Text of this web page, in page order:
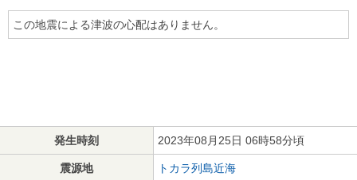
この地震による津波の心配はありません。
発生時刻 2023年08月25日 06時58分頃
震源地 トカラ列島近海